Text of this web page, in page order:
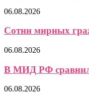
06.08.2026
Сотни мирных
06.08.2026
В МИД РФ
06.08.2026